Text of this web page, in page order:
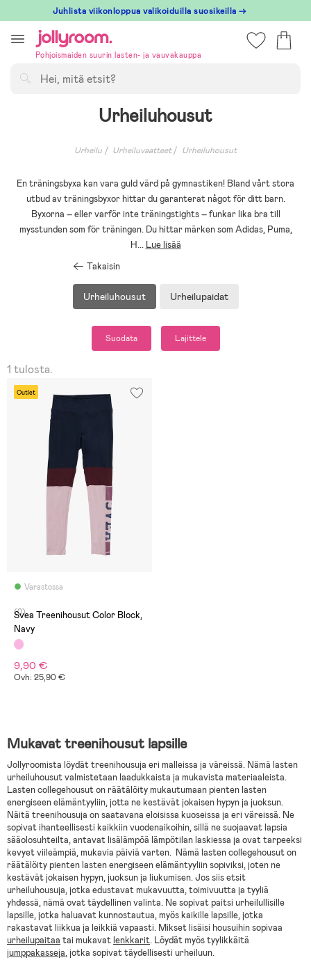
till
innehållet
Juhlista viikonloppua valikoiduilla suosikeilla →
Pohjoismaiden suurin lasten- ja vauvakauppa
Urheiluhousut
Urheilu Urheiluvaatteet Urheiluhousut
En träningsbyxa kan vara guld värd på gymnastiken! Bland vårt stora
utbud av träningsbyxor hittar du garanterat något för ditt barn.
Byxorna – eller varför inte träningstights – funkar lika bra till
mysstunden som för träningen. Du hittar märken som Adidas, Puma,
H... Lue lisää
Takaisin
Urheiluhousut Urheilupaidat
Suodata Lajittele
1 tulosta.
Outlet
Varastossa
(0)
Svea Treenihousut Color Block,
Navy
9,90 €
Ovh: 25,90 €
Mukavat treenihousut lapsille
Jollyroomista löydät treenihousuja eri malleissa ja väreissä. Nämä lasten
urheiluhousut valmistetaan laadukkaista ja mukavista materiaaleista.
Lasten collegehousut on räätälöity mukautumaan pienten lasten
energiseen elämäntyyliin, jotta ne kestävät jokaisen hypyn ja juoksun.
Näitä treenihousuja on saatavana eloisissa kuoseissa ja eri väreissä. Ne
sopivat ihanteellisesti kaikkiin vuodenaikoihin, sillä ne suojaavat lapsia
sääolosuhteilta, antavat lisälämpöä lämpötilan laskiessa ja ovat tarpeeksi
kevyet viileämpiä, mukavia päiviä varten. Nämä lasten collegehousut on
räätälöity pienten lasten energiseen elämäntyyliin sopiviksi, joten ne
kestävät jokaisen hypyn, juoksun ja liukumisen. Jos siis etsit
urheiluhousuja, jotka edustavat mukavuutta, toimivuutta ja tyyliä
yhdessä, nämä ovat täydellinen valinta. Ne sopivat paitsi urheilullisille
lapsille, jotka haluavat kunnostautua, myös kaikille lapsille, jotka
rakastavat liikkua ja leikkiä vapaasti. Mikset lisäisi housuihin sopivaa
urheilupaitaa tai mukavatlenkkarit. Löydät myös tyylikkäitä
jumppakasseja, jotka sopivat täydellisesti urheiluun.